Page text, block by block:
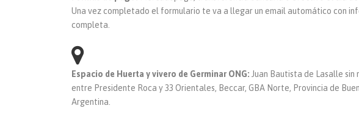
Una vez completado el formulario te va a llegar un email automático con
completa.
Espacio de Huerta y vivero de Germinar ONG: Juan Bautista de Lasalle sin
entre Presidente Roca y 33 Orientales, Beccar, GBA Norte, Provincia de
Argentina.